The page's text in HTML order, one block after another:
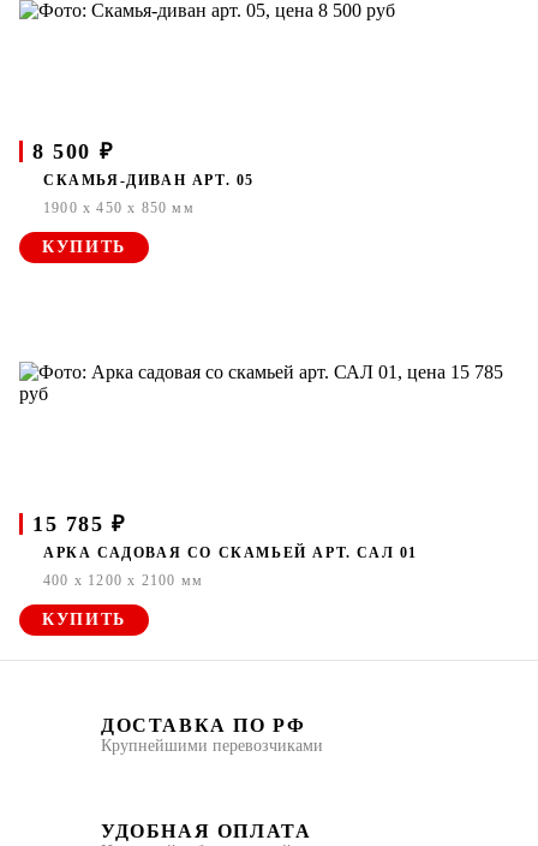
8 500 ₽
СКАМЬЯ-ДИВАН АРТ. 05
1900 x 450 x 850 мм
КУПИТЬ
15 785 ₽
АРКА САДОВАЯ СО СКАМЬЕЙ АРТ. САЛ 01
400 x 1200 x 2100 мм
КУПИТЬ
ДОСТАВКА ПО РФ
Крупнейшими перевозчиками
УДОБНАЯ ОПЛАТА